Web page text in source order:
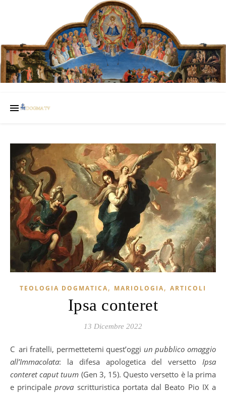
TEOLOGIA DOGMATICA, MARIOLOGIA, ARTICOLI
Ipsa conteret
13 Dicembre 2022
Cari fratelli, permettetemi quest’oggi un pubblico omaggio
all’Immacolata: la difesa apologetica del versetto Ipsa
conteret caput tuum (Gen 3, 15). Questo versetto è la prima
e principaleprova scritturistica portata dal Beato Pio IX a